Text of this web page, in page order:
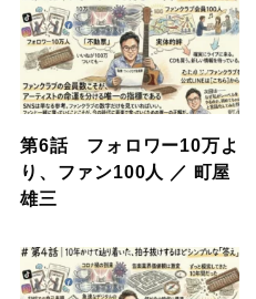
第6話 フォロワー10万よ
り、ファン100人 ／ 町屋
雄三